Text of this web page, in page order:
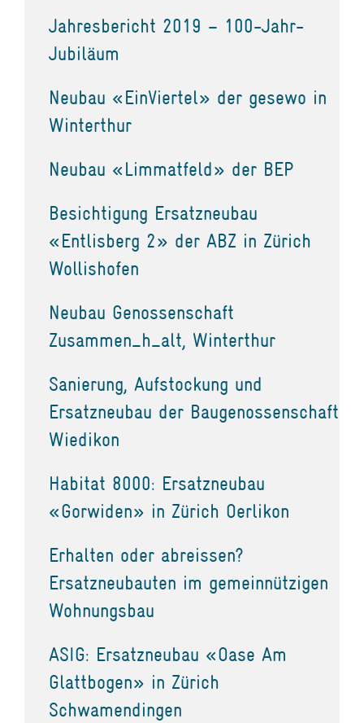
Jahresbericht 2019 – 100-Jahr-
Jubiläum
Neubau «EinViertel» der gesewo in
Winterthur
Neubau «Limmatfeld» der BEP
Besichtigung Ersatzneubau
«Entlisberg 2» der ABZ in Zürich
Wollishofen
Neubau Genossenschaft
Zusammen_h_alt, Winterthur
Sanierung, Aufstockung und
Ersatzneubau der Baugenossenschaft
Wiedikon
Habitat 8000: Ersatzneubau
«Gorwiden» in Zürich Oerlikon
Erhalten oder abreissen?
Ersatzneubauten im gemeinnützigen
Wohnungsbau
ASIG: Ersatzneubau «Oase Am
Glattbogen» in Zürich
Schwamendingen